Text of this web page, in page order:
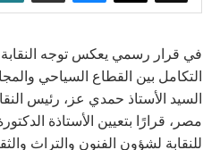
في قرار رسمي يعكس توجه النقابة
التكامل بين القطاع السياحي
السيد الأستاذ حمدي عز، رئيس
مصر، قرارًا بتعيين الأستاذة
للنقابة لشؤون الفنون والتراث